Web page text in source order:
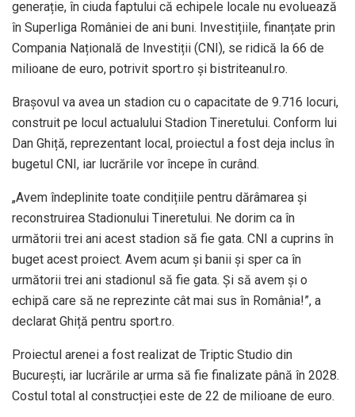
generație, în ciuda faptului că echipele locale nu evoluează
în Superliga României de ani buni. Investițiile, finanțate prin
Compania Națională de Investiții (CNI), se ridică la 66 de
milioane de euro, potrivit sport.ro și bistriteanul.ro.
Brașovul va avea un stadion cu o capacitate de 9.716 locuri,
construit pe locul actualului Stadion Tineretului. Conform lui
Dan Ghiță, reprezentant local, proiectul a fost deja inclus în
bugetul CNI, iar lucrările vor începe în curând.
„Avem îndeplinite toate condițiile pentru dărâmarea și
reconstruirea Stadionului Tineretului. Ne dorim ca în
următorii trei ani acest stadion să fie gata. CNI a cuprins în
buget acest proiect. Avem acum și banii și sper ca în
următorii trei ani stadionul să fie gata. Și să avem și o
echipă care să ne reprezinte cât mai sus în România!”, a
declarat Ghiță pentru sport.ro.
Proiectul arenei a fost realizat de Triptic Studio din
București, iar lucrările ar urma să fie finalizate până în 2028.
Costul total al construcției este de 22 de milioane de euro.